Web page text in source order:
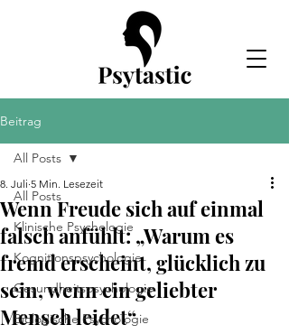
Beitrag
All Posts
Klinische Psychologie
Kognitionspsychologie
Gesundheitspsychologie
Biologische Psychologie
All Posts
Wenn Freude sich auf einmal
falsch anfühlt: „Warum es
fremd erscheint, glücklich zu
sein, wenn ein geliebter
Mensch leidet“
8. Juli 5 Min. Lesezeit